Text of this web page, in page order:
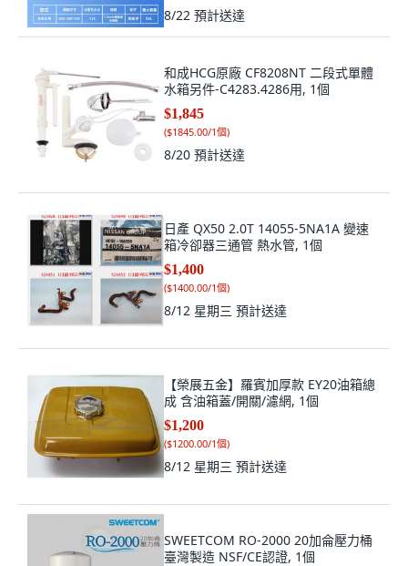
8/22 預計送達
和成HCG原廠 CF8208NT 二段式單體
水箱另件-C4283.4286用, 1個
$1,845
($1845.00/1個)
8/20 預計送達
日產 QX50 2.0T 14055-5NA1A 變速
箱冷卻器三通管 熱水管, 1個
$1,400
($1400.00/1個)
8/12 星期三 預計送達
【榮展五金】羅賓加厚款 EY20油箱總
成 含油箱蓋/開關/濾網, 1個
$1,200
($1200.00/1個)
8/12 星期三 預計送達
SWEETCOM RO-2000 20加侖壓力桶
臺灣製造 NSF/CE認證, 1個